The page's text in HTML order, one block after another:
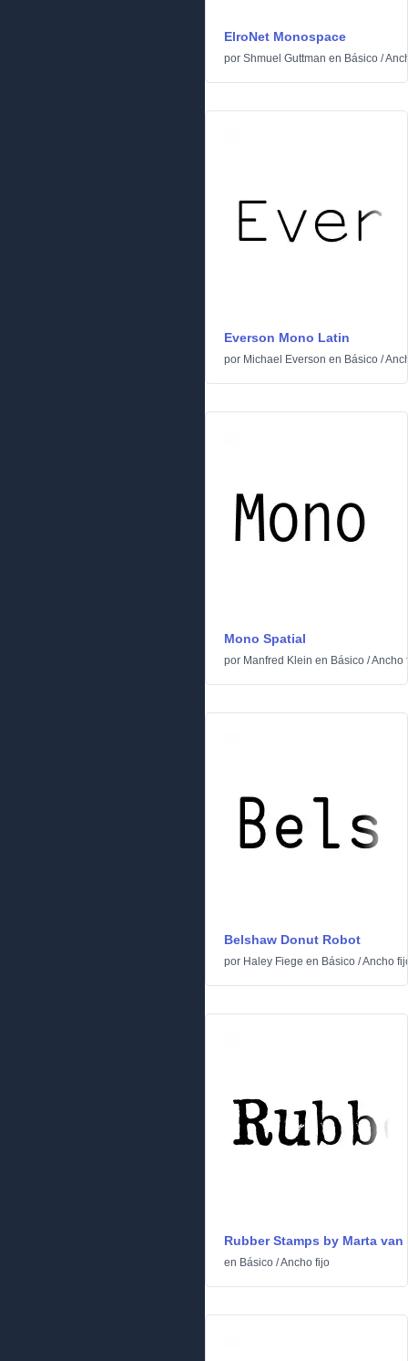
ElroNet Monospace
por Shmuel Guttman en Básico /
Everson Mono Latin
por Michael Everson en Básico /
Mono Spatial
por Manfred Klein en Básico /Ancho
Belshaw Donut Robot
por Haley Fiege en Básico /Ancho
Rubber Stamps by Marta van
en Básico /Ancho fijo